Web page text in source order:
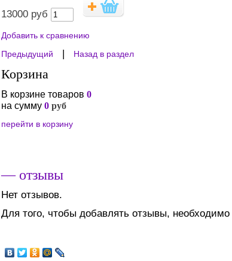
13000руб
Добавить к сравнению
Предыдущий
| Назад в раздел
Корзина
В корзине товаров 0
на сумму 0руб
перейти в корзину
— отзывы
Нет отзывов.
Для того, чтобы добавлять отзывы, необходимо